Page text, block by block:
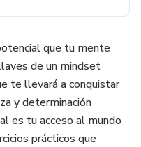
que tu mente
de un mindset
te llevará a conquistar
y determinación
es tu acceso al mundo
prácticos que